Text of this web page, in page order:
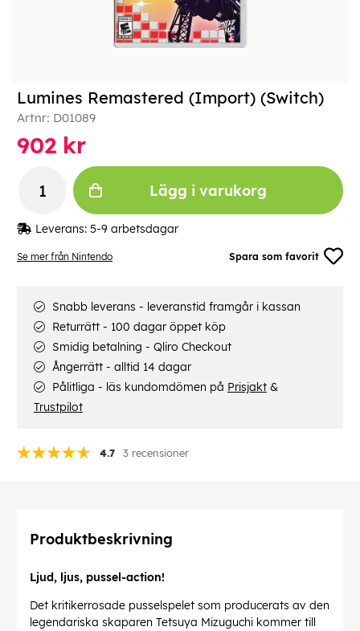
Se mer från Nintendo Spara som favorit
Lumines Remastered (Import) (Switch)
Artnr: D01089
4.7 3 recensioner
902 kr
Lägg i varukorg
Leverans: 5-9 arbetsdagar
Snabb leverans - leveranstid framgår i kassan
Returrätt - 100 dagar öppet köp
Smidig betalning - Qliro Checkout
Ångerrätt - alltid 14 dagar
Pålitliga - läs kundomdömen på Prisjakt &
Trustpilot
Produktbeskrivning
Ljud, ljus, pussel-action!
Det kritikerrosade pusselspelet som producerats av den
legendariska skaparen Tetsuya Mizuguchi kommer till